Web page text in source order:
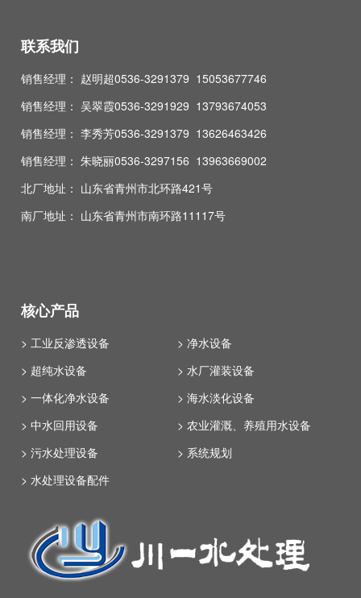
联系我们
销售经理： 赵明超0536-3291379 15053677746
销售经理： 吴翠霞0536-3291929 13793674053
销售经理： 李秀芳0536-3291379 13626463426
销售经理： 朱晓丽0536-3297156 13963669002
北厂地址： 山东省青州市北环路421号
南厂地址： 山东省青州市南环路11117号
核心产品
> 工业反渗透设备
> 净水设备
> 超纯水设备
> 水厂灌装设备
> 一体化净水设备
> 海水淡化设备
> 中水回用设备
> 农业灌溉、养殖用水设备
> 污水处理设备
> 系统规划
> 水处理设备配件